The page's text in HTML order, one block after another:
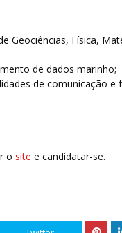
Geociências, Física,
de dados marinho;
de comunicação e
o site e candidatar-se.